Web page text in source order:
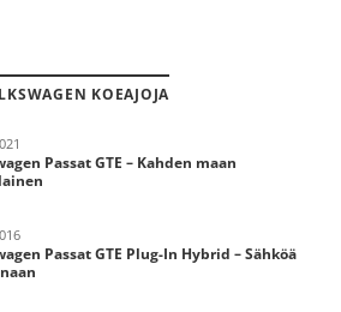
KOEAJOJA
Passat GTE – Kahden maan
Passat GTE Plug-In Hybrid – Sähköä